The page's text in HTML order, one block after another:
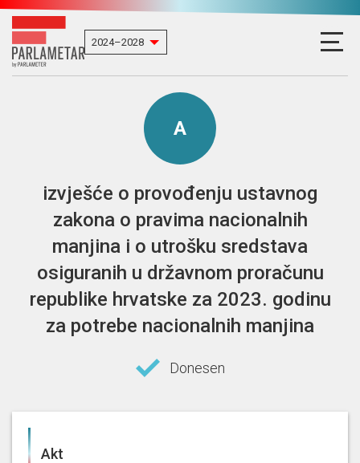
A
izvješće o provođenju ustavnog
zakona o pravima nacionalnih
manjina i o utrošku sredstava
osiguranih u državnom proračunu
republike hrvatske za 2023. godinu
za potrebe nacionalnih manjina
Donesen
Akt